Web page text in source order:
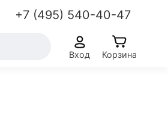
+7 (495) 540-40-47
Вход Корзина